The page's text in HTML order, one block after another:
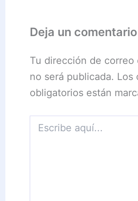
Deja un comentario
Tu dirección de correo
no será publicada. Los
obligatorios están
aquí...